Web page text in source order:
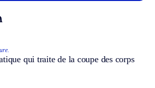
qui traite de la coupe des corps